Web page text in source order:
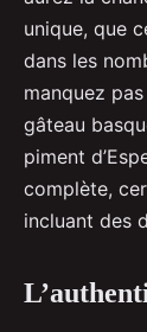
unique, que
dans les
manquez
gâteau
piment
complète,
incluant des